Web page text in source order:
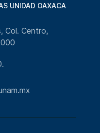
UNIDAD OAXACA
Col. Centro,